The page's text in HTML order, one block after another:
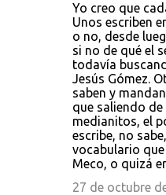
Yo creo que
Unos escriben
o no, desde
si no de qué el
todavía
Jesús Gómez.
saben y
que saliendo
medianitos, el
escribe, no
vocabulario
Meco, o quizá
27 de octubre